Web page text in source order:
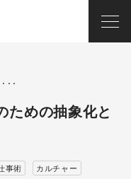
...
ための抽象化と
事術
カルチャー